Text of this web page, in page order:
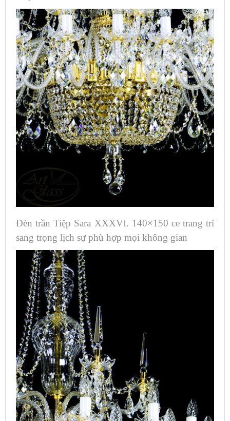
Đèn trần Tiệp Sara XXXVI. 140×150 ce trang trí
sang trọng lịch sự phù hợp mọi không gian